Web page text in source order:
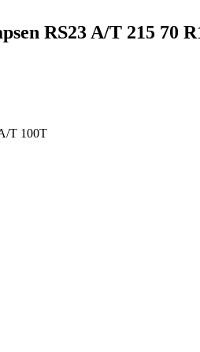
RS23 A/T 215 70